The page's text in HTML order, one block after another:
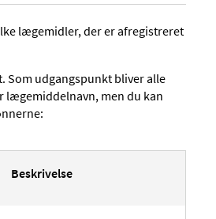
lægemidler, der er afregistreret
Som udgangspunkt bliver alle
lægemiddelnavn, men du kan
Beskrivelse